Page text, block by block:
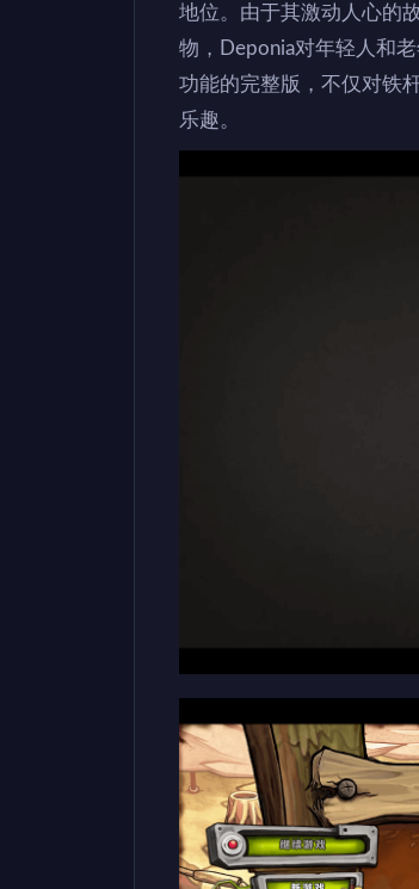
地位。由于其激动人心的
物，Deponia对年轻人和
功能的完整版，不仅对铁
乐趣。